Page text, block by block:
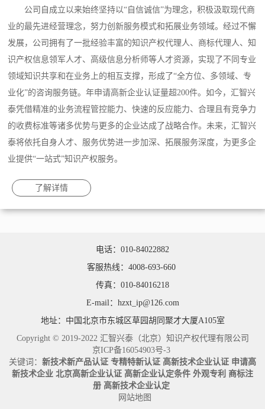
公司自成立以来始终坚持以“自信诚信”为理念，积极汲取现代商
业的最先进经营理念，努力创新服务模式和拓展业务领域。经过不懈
发展，公司拥有了一批经验丰富的知识产权代理人、商标代理人、知
识产权信息领军人才、高级信息分析师等人才资源，实现了不同专业
领域知识共享和在业务上的相互支撑，形成了“全方位、多领域、专
业化”的咨询服务链。年申请高新企业认证量超200件。如今，汇智兴
泰凭借精准的业务流程管控能力、快速的反应能力、合理且有竞争力
的收费标准等诸多优势与更多的企业达成了战略合作。未来，汇智兴
泰将依托自身人才、服务优势进一步加深、拓展服务深度，为更多企
业提供“一站式”知识产权服务。
了解详情
电话：010-84022882
客服热线：4008-693-660
传真：010-84016218
E-mail：hzxt_ip@126.com
地址：中国北京市东城区草园胡同聚才大厦A105室
Copyright © 2019-2022 汇智兴泰（北京）知识产权代理有限公司
京ICP备16054903号-3
关键词： 新技术新产品认证 专精特新认证 高新技术企业认证 申请高
新技术企业 北京高新企业认证 高新企业认定条件 外观专利 商标注
册 高新技术企业认定
网站地图